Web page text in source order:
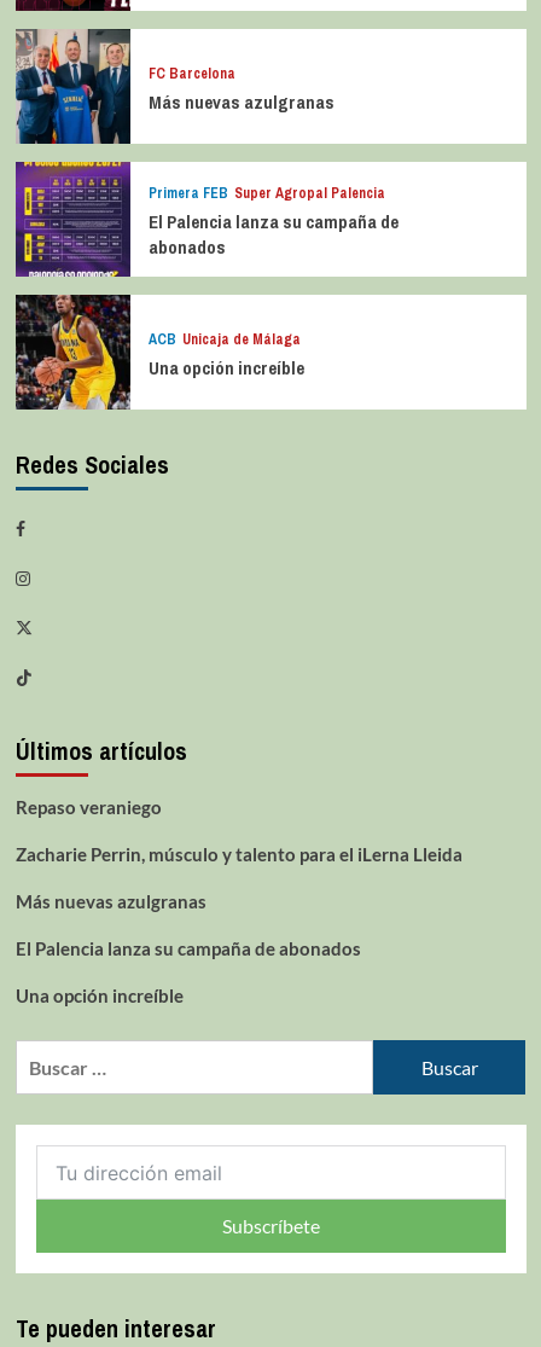
FC Barcelona
Más nuevas azulgranas
Primera FEB Super Agropal Palencia
El Palencia lanza su campaña de
abonados
ACB Unicaja de Málaga
Una opción increíble
Redes Sociales
Últimos artículos
Repaso veraniego
Zacharie Perrin, músculo y talento para el iLerna Lleida
Más nuevas azulgranas
El Palencia lanza su campaña de abonados
Una opción increíble
Subscríbete
Te pueden interesar